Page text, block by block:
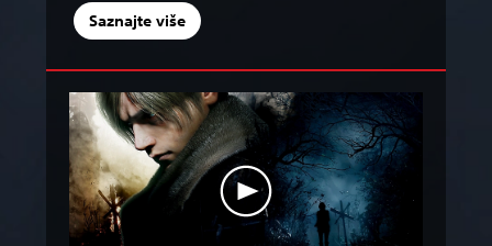
Saznajte više